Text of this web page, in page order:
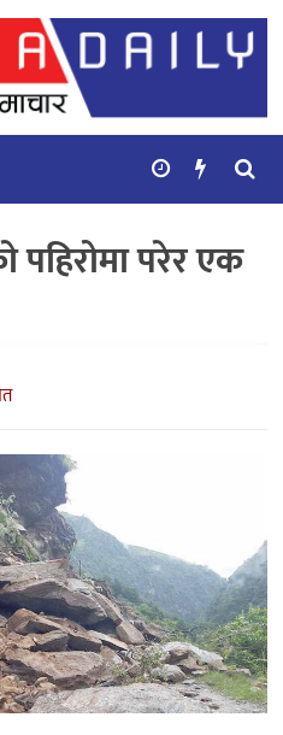
पहिरोमा परेर एक